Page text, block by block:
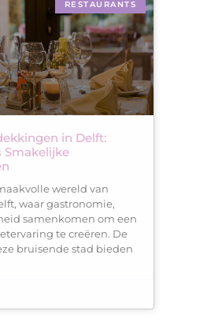
RESTAURANTS
in Delft:
Smakelijke
wereld van
waar gastronomie,
samenkomen om een
te creëren. De
bruisende stad bieden